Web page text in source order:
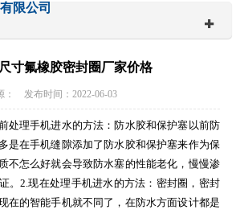
限公司
寸氟橡胶密封圈厂家价格
： 发布时间：2022-06-03
处理手机进水的方法：防水胶和保护塞以前防
是在手机缝隙添加了防水胶和保护塞来作为保
不怎么好就会导致防水塞的性能老化，慢慢渗
。2.现在处理手机进水的方法：密封圈，密封
在的智能手机就不同了，在防水方面设计都是